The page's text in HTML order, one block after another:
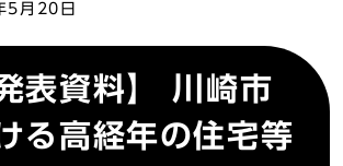
5月20日
表資料】 川崎市
る高経年の住宅等